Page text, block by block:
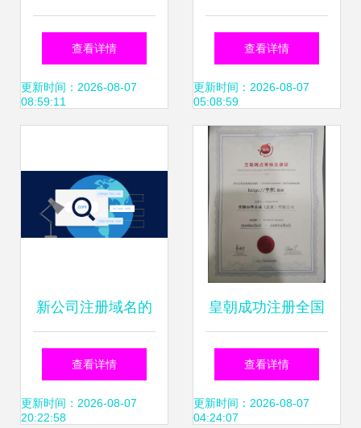
英文域名均可行，
国际互联呈现多元
查看详情
更新时间：2026-08-07
08:59:11
互联网图标免费下
载资源 聚焦域名注
册服务
查看详情
更新时间：2026-08-07
05:08:59
新公司注册域名的
多重价值与选择指
南
查看详情
更新时间：2026-08-07
20:22:58
皇朝成功注册全国
权威点商标，持续
引领互联网域名注
查看详情
更新时间：2026-08-07
04:24:07